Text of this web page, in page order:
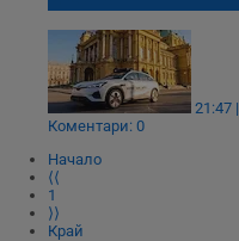
21:47
Коментари: 0
Начало
⟨⟨
1
⟩⟩
Край